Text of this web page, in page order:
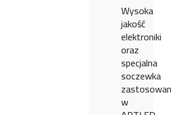
Wysoka
jakość
elektroniki
oraz
specjalna
soczewka
w